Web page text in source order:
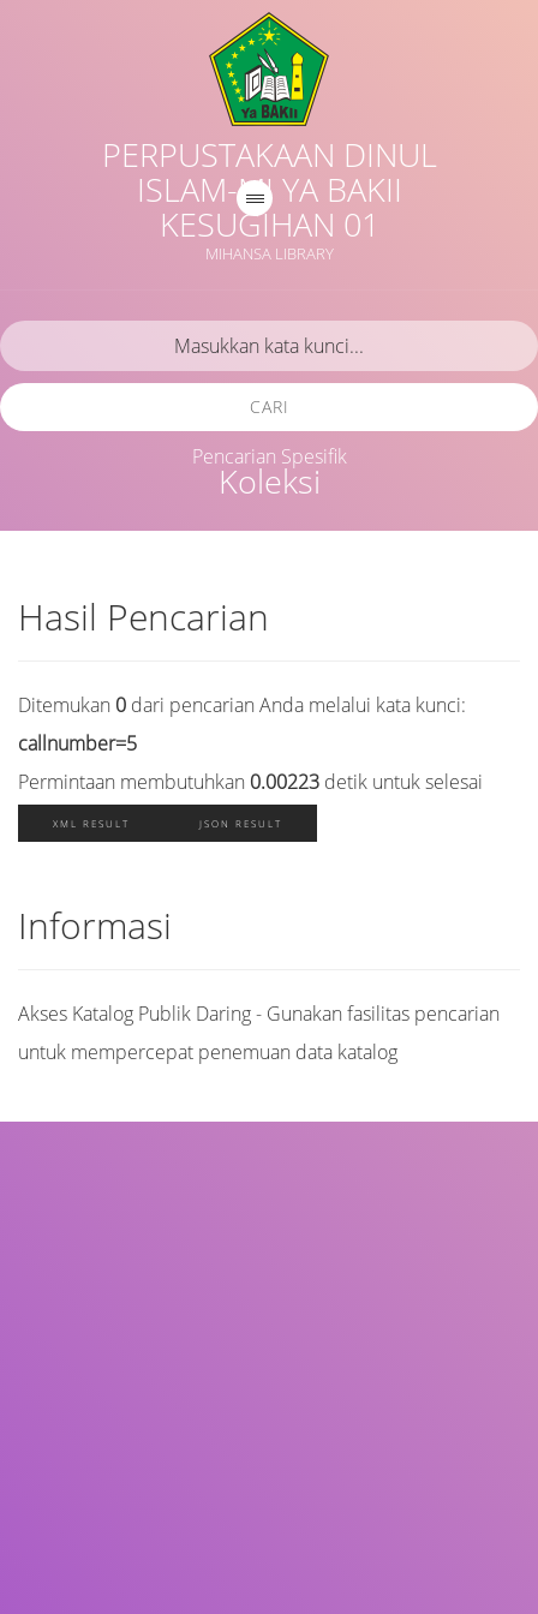
PERPUSTAKAAN DINUL
ISLAM-MI YA BAKII
KESUGIHAN 01
MIHANSA LIBRARY
Koleksi
CARI
Pencarian Spesifik
Hasil Pencarian
Ditemukan 0 dari pencarian Anda melalui kata kunci:
callnumber=5
Permintaan membutuhkan 0.00223 detik untuk selesai
XML RESULT JSON RESULT
Informasi
Akses Katalog Publik Daring - Gunakan fasilitas pencarian
untuk mempercepat penemuan data katalog